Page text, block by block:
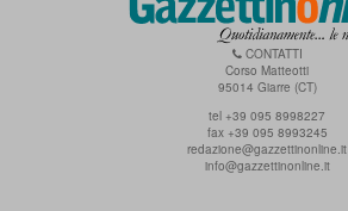
CONTATTI
Corso Matteotti
95014 Giarre (CT)
tel +39 095 8998227
fax +39 095 8993245
redazione@gazzettinonline.it
info@gazzettinonline.it